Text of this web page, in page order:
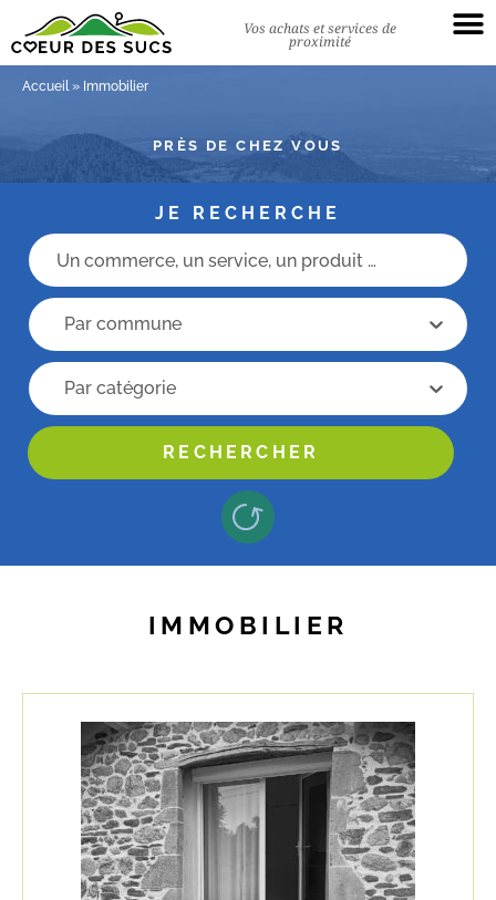
Vos achats et services de
proximité
Accueil» Immobilier
PRÈS DE CHEZ VOUS
JE RECHERCHE
Champs recherche
recherche commune
recherche commune
Recherche categorie
Recherche categorie
IMMOBILIER